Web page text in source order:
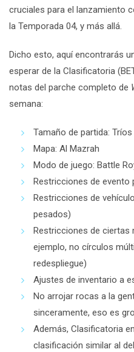
cruciales para el lanzamiento
la Temporada 04, y más allá.
Dicho esto, aquí encontrarás
esperar de la Clasificatoria
notas del parche completo de
semana:
Tamaño de partida: Tríos
Mapa: Al Mazrah
Modo de juego: Battle
Restricciones de evento
Restricciones de
pesados)
Restricciones de ciertas
ejemplo, no círculos
redespliegue)
Ajustes de inventario a
No arrojar rocas a la
sinceramente, eso es
Además, Clasificatoria en
clasificación similar al